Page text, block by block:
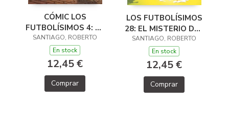
CÓMIC LOS
FUTBOLÍSIMOS 4: EL
MISTERIO DE LA
FINAL DEL MUNDIAL
SANTIAGO, ROBERTO
En stock
12,45 €
Comprar
LOS FUTBOLÍSIMOS
28: EL MISTERIO DEL
ESCAPE ROOM
INFINITO
SANTIAGO, ROBERTO
En stock
12,45 €
Comprar